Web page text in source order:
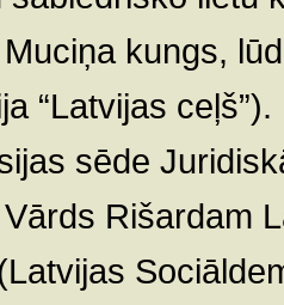
kungs,
“Latvijas ceļš”).
sēde
Rišardam